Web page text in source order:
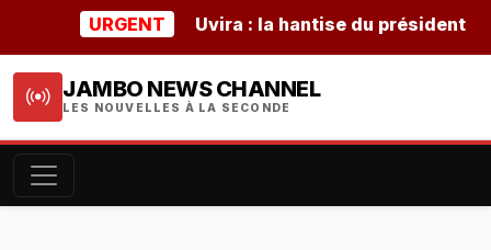
URGENT Uvira : la hantise du président
JAMBO NEWS CHANNEL
LES NOUVELLES À LA SECONDE